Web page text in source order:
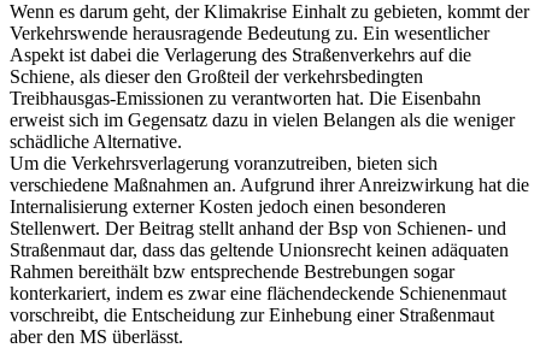
Wenn es darum geht, der Klimakrise Einhalt zu gebieten, kommt der
Verkehrswende herausragende Bedeutung zu. Ein wesentlicher
Aspekt ist dabei die Verlagerung des Straßenverkehrs auf die
Schiene, als dieser den Großteil der verkehrsbedingten
Treibhausgas-Emissionen zu verantworten hat. Die Eisenbahn
erweist sich im Gegensatz dazu in vielen Belangen als die weniger
schädliche Alternative.
Um die Verkehrsverlagerung voranzutreiben, bieten sich
verschiedene Maßnahmen an. Aufgrund ihrer Anreizwirkung hat die
Internalisierung externer Kosten jedoch einen besonderen
Stellenwert. Der Beitrag stellt anhand der Bsp von Schienen- und
Straßenmaut dar, dass das geltende Unionsrecht keinen adäquaten
Rahmen bereithält bzw entsprechende Bestrebungen sogar
konterkariert, indem es zwar eine flächendeckende Schienenmaut
vorschreibt, die Entscheidung zur Einhebung einer Straßenmaut
aber den MS überlässt.